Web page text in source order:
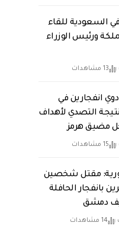
في السعودية للقاء
ورئيس الوزراء
13 مشاهدات
دوي انفجارين في
التصدي لأهداف
مضيق هرمز
15 مشاهدات
مقتل شخصين
13 اخرين بانفجار الحافلة
دمشق
14 مشاهدات